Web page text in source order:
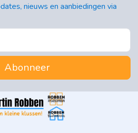
nieuws en aanbiedingen via
Abonneer